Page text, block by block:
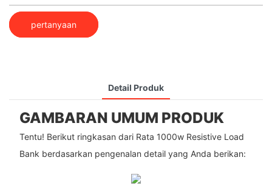
pertanyaan
Detail Produk
GAMBARAN UMUM PRODUK
Tentu! Berikut ringkasan dari Rata 1000w Resistive Load
Bank berdasarkan pengenalan detail yang Anda berikan: